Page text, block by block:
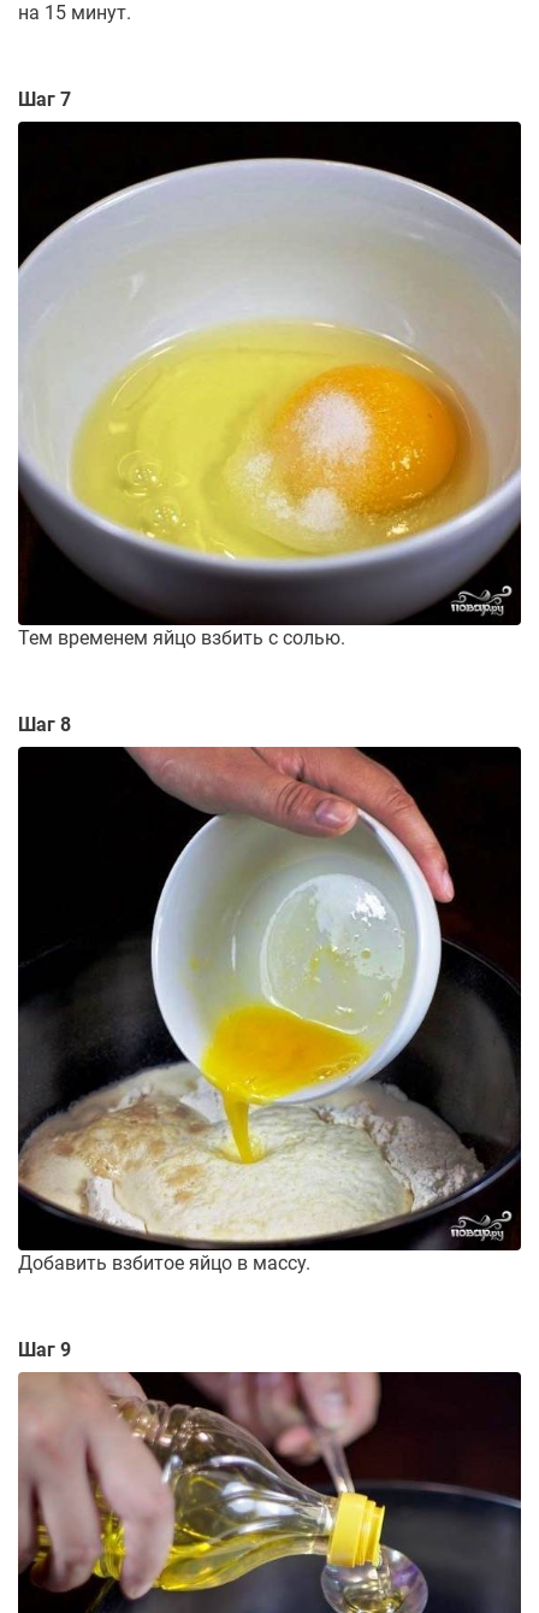
на 15 минут.
Шаг 7
Тем временем яйцо взбить с солью.
Шаг 8
Добавить взбитое яйцо в массу.
Шаг 9